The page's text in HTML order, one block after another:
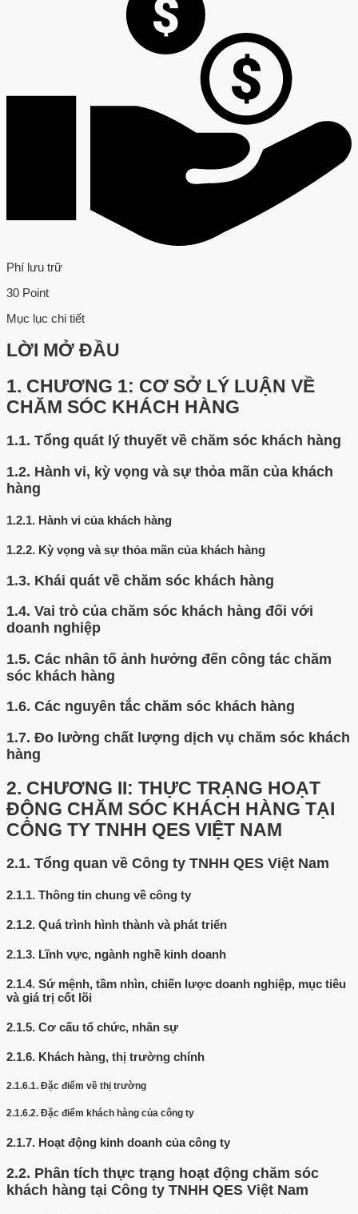
Phí lưu trữ
30 Point
Mục lục chi tiết
LỜI MỞ ĐẦU
1. CHƯƠNG 1: CƠ SỞ LÝ LUẬN VỀ
CHĂM SÓC KHÁCH HÀNG
1.1. Tổng quát lý thuyết về chăm sóc khách hàng
1.2. Hành vi, kỳ vọng và sự thỏa mãn của khách
hàng
1.2.1. Hành vi của khách hàng
1.2.2. Kỳ vọng và sự thỏa mãn của khách hàng
1.3. Khái quát về chăm sóc khách hàng
1.4. Vai trò của chăm sóc khách hàng đối với
doanh nghiệp
1.5. Các nhân tố ảnh hưởng đến công tác chăm
sóc khách hàng
1.6. Các nguyên tắc chăm sóc khách hàng
1.7. Đo lường chất lượng dịch vụ chăm sóc khách
hàng
2. CHƯƠNG II: THỰC TRẠNG HOẠT
ĐỘNG CHĂM SÓC KHÁCH HÀNG TẠI
CÔNG TY TNHH QES VIỆT NAM
2.1. Tổng quan về Công ty TNHH QES Việt Nam
2.1.1. Thông tin chung về công ty
2.1.2. Quá trình hình thành và phát triển
2.1.3. Lĩnh vực, ngành nghề kinh doanh
2.1.4. Sứ mệnh, tầm nhìn, chiến lược doanh nghiệp, mục tiêu
và giá trị cốt lõi
2.1.5. Cơ cấu tổ chức, nhân sự
2.1.6. Khách hàng, thị trường chính
2.1.6.1. Đặc điểm về thị trường
2.1.6.2. Đặc điểm khách hàng của công ty
2.1.7. Hoạt động kinh doanh của công ty
2.2. Phân tích thực trạng hoạt động chăm sóc
khách hàng tại Công ty TNHH QES Việt Nam